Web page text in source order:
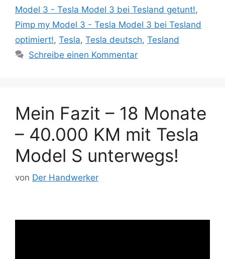
Model 3 - Tesla Model 3 bei Tesland getunt!,
Pimp my Model 3 - Tesla Model 3 bei Tesland
optimiert!, Tesla, Tesla deutsch, Tesland
Schreibe einen Kommentar
Mein Fazit – 18 Monate
– 40.000 KM mit Tesla
Model S unterwegs!
von Der Handwerker